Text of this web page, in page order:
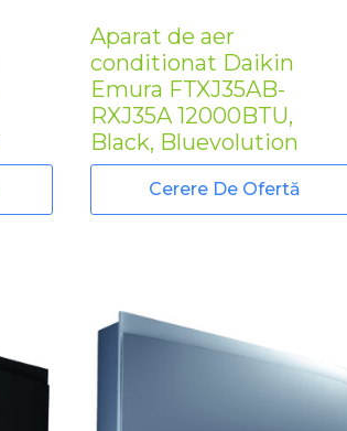
Aparat de aer
conditionat Daikin
Emura FTXJ35AB-
RXJ35A 12000BTU,
Black, Bluevolution
Cerere De Ofertă